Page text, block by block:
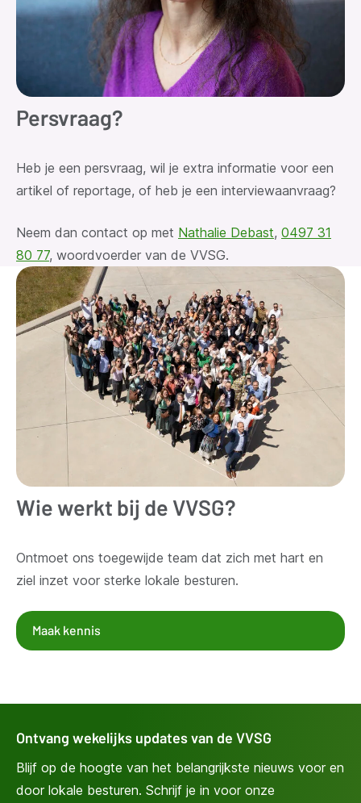
Persvraag?
Heb je een persvraag, wil je extra informatie voor een
artikel of reportage, of heb je een interviewaanvraag?
Neem dan contact op met Nathalie Debast, 0497 31
80 77, woordvoerder van de VVSG.
Wie werkt bij de VVSG?
Ontmoet ons toegewijde team dat zich met hart en
ziel inzet voor sterke lokale besturen.
Maak kennis
Ontvang wekelijks updates van de VVSG
Blijf op de hoogte van het belangrijkste nieuws voor en
door lokale besturen. Schrijf je in voor onze